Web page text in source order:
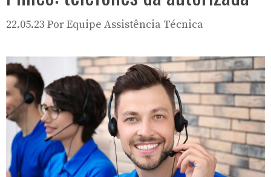
22.05.23 PorEquipe Assistência Técnica